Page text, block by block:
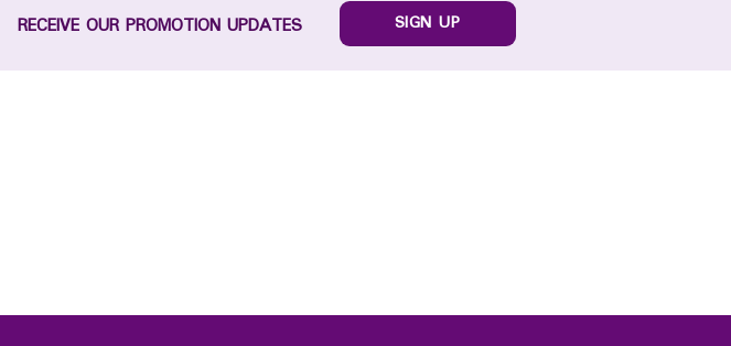
RECEIVE OUR PROMOTION UPDATES SIGN UP